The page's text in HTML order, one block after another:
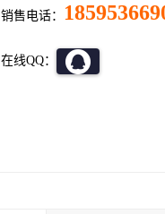
销售电话：
在线QQ：